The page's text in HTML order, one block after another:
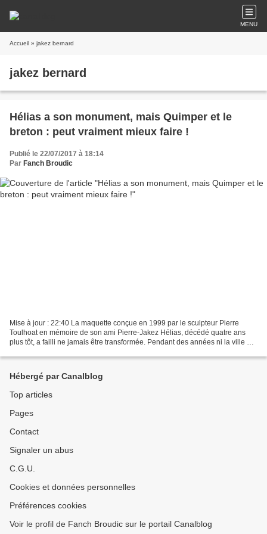
MENU
Accueil » jakez bernard
jakez bernard
Hélias a son monument, mais Quimper et le
breton : peut vraiment mieux faire !
Publié le 22/07/2017 à 18:14
Par Fanch Broudic
Mise à jour : 22:40 La maquette conçue en 1999 par le sculpteur Pierre
Toulhoat en mémoire de son ami Pierre-Jakez Hélias, décédé quatre ans
plus tôt, a failli ne jamais être transformée. Pendant des années ni la ville de
Hébergé par Canalblog
Top articles
Pages
Contact
Signaler un abus
C.G.U.
Cookies et données personnelles
Préférences cookies
Voir le profil de Fanch Broudic sur le portail Canalblog